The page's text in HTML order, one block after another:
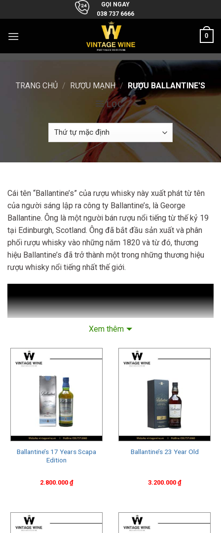
to
GỌI NGAY
038 737 6666
0
TRANG CHỦ / RƯỢU MẠNH / RƯỢU BALLANTINE'S
LỌC
Cái tên “Ballantine’s” của rượu whisky này xuất phát từ tên
của người sáng lập ra công ty Ballantine’s, là George
Ballantine. Ông là một người bán rượu nổi tiếng từ thế kỷ 19
tại Edinburgh, Scotland. Ông đã bắt đầu sản xuất và phân
phối rượu whisky vào những năm 1820 và từ đó, thương
hiệu Ballantine’s đã trở thành một trong những thương hiệu
rượu whisky nổi tiếng nhất thế giới.
Xem thêm
Ballantine’s 17 Years Scapa
Edition
2.800.000 ₫
Ballantine’s 23 Year Old
3.200.000 ₫